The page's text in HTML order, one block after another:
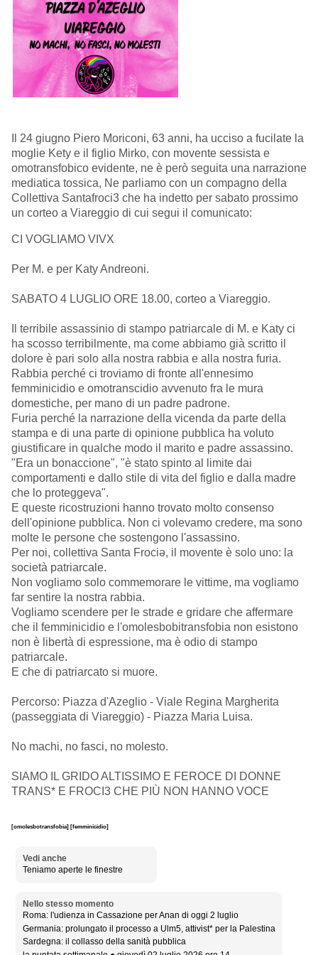
Il 24 giugno Piero Moriconi, 63 anni, ha ucciso a fucilate la
moglie Kety e il figlio Mirko, con movente sessista e
omotransfobico evidente, ne è però seguita una narrazione
mediatica tossica, Ne parliamo con un compagno della
Collettiva Santafroci3 che ha indetto per sabato prossimo
un corteo a Viareggio di cui segui il comunicato:
CI VOGLIAMO VIVX
Per M. e per Katy Andreoni.
SABATO 4 LUGLIO ORE 18.00, corteo a Viareggio.
Il terribile assassinio di stampo patriarcale di M. e Katy ci
ha scosso terribilmente, ma come abbiamo già scritto il
dolore è pari solo alla nostra rabbia e alla nostra furia.
Rabbia perché ci troviamo di fronte all'ennesimo
femminicidio e omotranscidio avvenuto fra le mura
domestiche, per mano di un padre padrone.
Furia perché la narrazione della vicenda da parte della
stampa e di una parte di opinione pubblica ha voluto
giustificare in qualche modo il marito e padre assassino.
"Era un bonaccione", "è stato spinto al limite dai
comportamenti e dallo stile di vita del figlio e dalla madre
che lo proteggeva".
E queste ricostruzioni hanno trovato molto consenso
dell'opinione pubblica. Non ci volevamo credere, ma sono
molte le persone che sostengono l'assassino.
Per noi, collettiva Santa Frociə, il movente è solo uno: la
società patriarcale.
Non vogliamo solo commemorare le vittime, ma vogliamo
far sentire la nostra rabbia.
Vogliamo scendere per le strade e gridare che affermare
che il femminicidio e l'omolesbobitransfobia non esistono
non è libertà di espressione, ma è odio di stampo
patriarcale.
E che di patriarcato si muore.
Percorso: Piazza d'Azeglio - Viale Regina Margherita
(passeggiata di Viareggio) - Piazza Maria Luisa.
No machi, no fasci, no molesto.
SIAMO IL GRIDO ALTISSIMO E FEROCE DI DONNE
TRANS* E FROCI3 CHE PIÙ NON HANNO VOCE
[omolesbotransfobia] [femminicidio]
Vedi anche
Teniamo aperte le finestre
Nello stesso momento
Roma: l'udienza in Cassazione per Anan di oggi 2 luglio
Germania: prolungato il processo a Ulm5, attivist* per la Palestina
Sardegna: il collasso della sanità pubblica